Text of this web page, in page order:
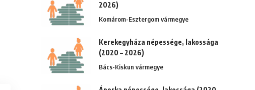
2026)
Komárom-Esztergom vármegye
Kerekegyháza népessége, lakossága
(2020 – 2026)
Bács-Kiskun vármegye